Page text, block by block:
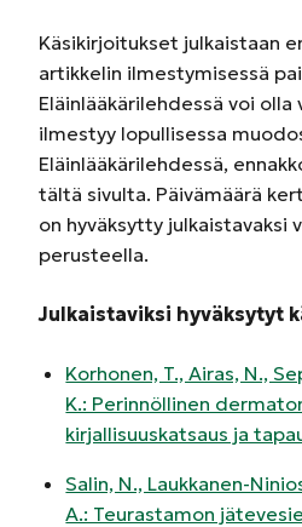
Käsikirjoitukset julkaistaan
artikkelin ilmestymisessä
Eläinlääkärilehdessä voi
ilmestyy lopullisessa
Eläinlääkärilehdessä,
tältä sivulta. Päivämäärä
on hyväksytty julkaistavaksi
perusteella.
Julkaistaviksi hyväksytyt
Korhonen, T., Airas, N.,
K.: Perinnöllinen
kirjallisuuskatsaus ja
Salin, N., Laukkanen-
A.: Teurastamon